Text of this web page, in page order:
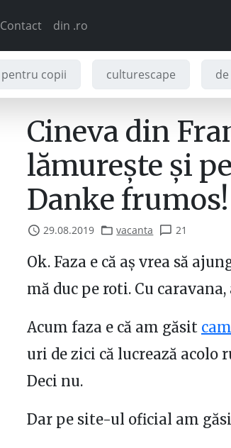
Contact din .ro
pentru copii culturescape
Cineva din
lămurește și
Danke frumos!
29.08.2019 vacanta 21
Ok. Faza e că aș vrea să
mă duc pe roti. Cu
Acum faza e că am găsit
uri de zici că lucrează acolo
Deci nu.
Dar pe site-ul oficial am